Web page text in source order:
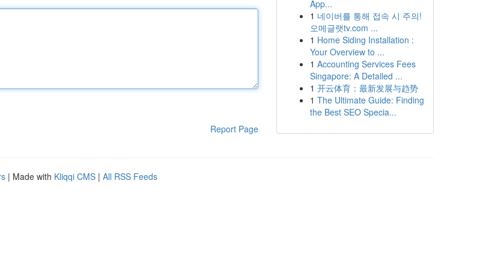
Report Page
App...
1 네이버를 통해 접속 시 주의!
오메글랫tv.com ...
1 Home Siding Installation :
Your Overview to ...
1 Accounting Services Fees
Singapore: A Detailed ...
1 开云体育：最新发展与趋势
1 The Ultimate Guide: Finding
the Best SEO Specia...
| Made with Kliqqi CMS | All RSS Feeds